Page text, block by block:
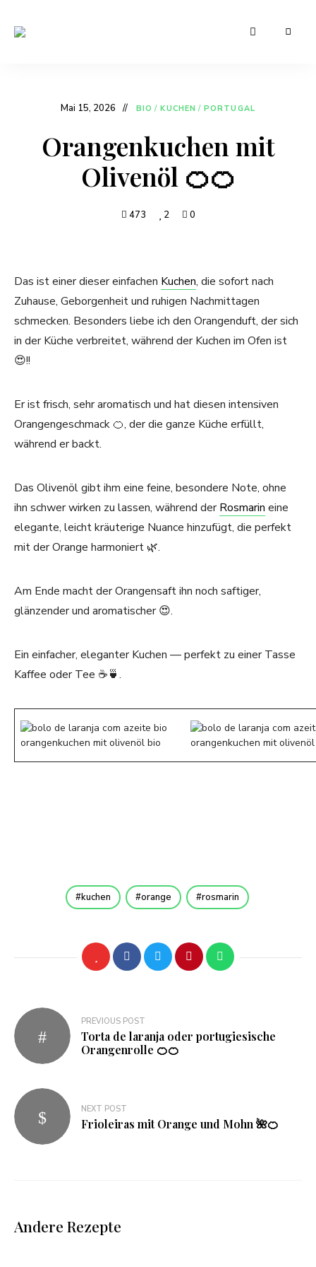
Mai 15, 2026 BIO / KUCHEN / PORTUGAL
Orangenkuchen mit
Olivenöl 🍊🍊
473 2 0
Das ist einer dieser einfachen Kuchen, die sofort nach
Zuhause, Geborgenheit und ruhigen Nachmittagen
schmecken. Besonders liebe ich den Orangenduft, der sich
in der Küche verbreitet, während der Kuchen im Ofen ist
😍!!
Er ist frisch, sehr aromatisch und hat diesen intensiven
Orangengeschmack 🍊, der die ganze Küche erfüllt,
während er backt.
Das Olivenöl gibt ihm eine feine, besondere Note, ohne
ihn schwer wirken zu lassen, während derRosmarin eine
elegante, leicht kräuterige Nuance hinzufügt, die perfekt
mit der Orange harmoniert 🌿.
Am Ende macht der Orangensaft ihn noch saftiger,
glänzender und aromatischer 😍.
Ein einfacher, eleganter Kuchen — perfekt zu einer Tasse
Kaffee oder Tee ☕🍵.
kuchen orange rosmarin
Beitragsnavigation
PREVIOUS POST
Torta de laranja oder portugiesische
Orangenrolle 🍊🍊
NEXT POST
Frioleiras mit Orange und Mohn 🌺🍊
Andere Rezepte